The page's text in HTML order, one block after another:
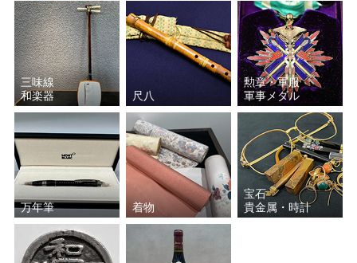
三味線
和楽器
尺八
勲章・軍服
軍事メダル
万年筆 着物
宝石
貴金属・時計